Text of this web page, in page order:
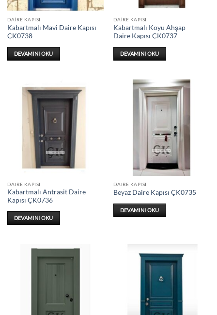
DAIRE KAPISI
Kabartmalı Mavi Daire Kapısı
ÇK0738
DEVAMINI OKU
DAIRE KAPISI
Kabartmalı Koyu Ahşap
Daire Kapısı ÇK0737
DEVAMINI OKU
DAIRE KAPISI
Kabartmalı Antrasit Daire
Kapısı ÇK0736
DEVAMINI OKU
DAIRE KAPISI
Beyaz Daire Kapısı ÇK0735
DEVAMINI OKU